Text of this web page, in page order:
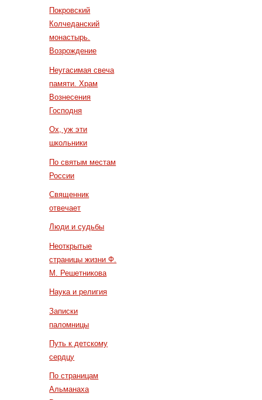
Покровский
Колчеданский
монастырь.
Возрождение
Неугасимая свеча
памяти. Храм
Вознесения
Господня
Ох, уж эти
школьники
По святым местам
России
Священник
отвечает
Люди и судьбы
Неоткрытые
страницы жизни Ф.
М. Решетникова
Наука и религия
Записки
паломницы
Путь к детскому
сердцу
По страницам
Альманаха